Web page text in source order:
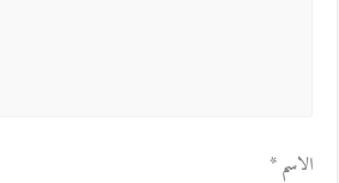
الاسم*